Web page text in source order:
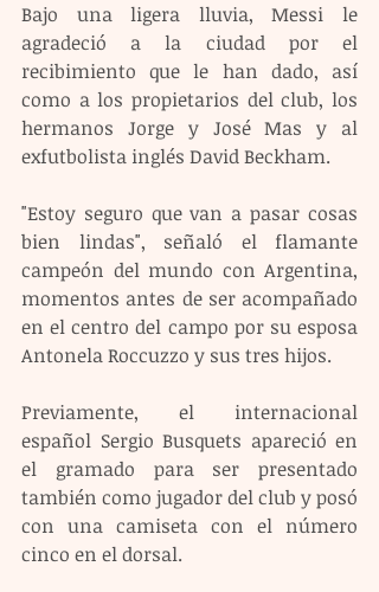
Bajo una ligera lluvia, Messi le
agradeció a la ciudad por el
recibimiento que le han dado, así
como a los propietarios del club, los
hermanos Jorge y José Mas y al
exfutbolista inglés David Beckham.
"Estoy seguro que van a pasar cosas
bien lindas", señaló el flamante
campeón del mundo con Argentina,
momentos antes de ser acompañado
en el centro del campo por su esposa
Antonela Roccuzzo y sus tres hijos.
Previamente, el internacional
español Sergio Busquets apareció en
el gramado para ser presentado
también como jugador del club y posó
con una camiseta con el número
cinco en el dorsal.